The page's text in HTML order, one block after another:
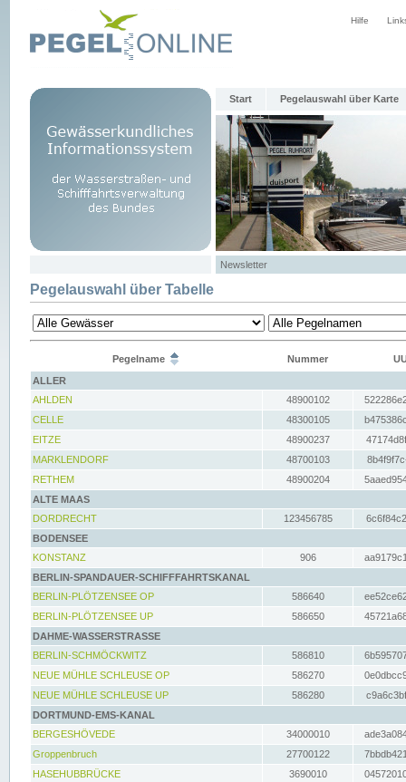
Hilfe
Start Pegelauswahl über Karte
Newsletter
Pegelauswahl über Tabelle
Pegelname Nummer
ALLER
AHLDEN
48900102
CELLE
48300105
EITZE
48900237
MARKLENDORF
48700103
RETHEM
48900204
ALTE MAAS
DORDRECHT
123456785
BODENSEE
KONSTANZ
906
BERLIN-SPANDAUER-SCHIFFFAHRTSKANAL
BERLIN-PLÖTZENSEE OP
586640
BERLIN-PLÖTZENSEE UP
586650
DAHME-WASSERSTRASSE
BERLIN-SCHMÖCKWITZ
586810
NEUE MÜHLE SCHLEUSE OP
586270
NEUE MÜHLE SCHLEUSE UP
586280
DORTMUND-EMS-KANAL
BERGESHÖVEDE
34000010
Groppenbruch
27700122
HASEHUBBRÜCKE
3690010